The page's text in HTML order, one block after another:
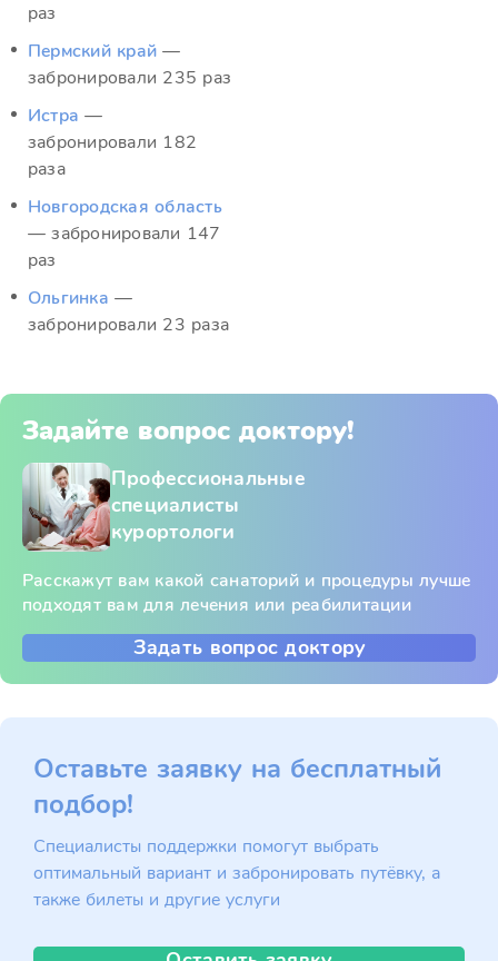
раз
Пермский край —
забронировали 235 раз
Истра —
забронировали 182
раза
Новгородская область
— забронировали 147
раз
Ольгинка —
забронировали 23 раза
Задайте вопрос доктору!
Профессиональные
специалисты
курортологи
Расскажут вам какой санаторий и процедуры лучше
подходят вам для лечения или реабилитации
Задать вопрос доктору
Оставьте заявку на бесплатный
подбор!
Специалисты поддержки помогут выбрать
оптимальный вариант и забронировать путёвку, а
также билеты и другие услуги